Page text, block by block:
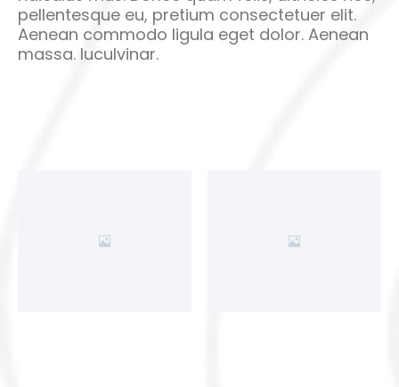
pellentesque eu, pretium consectetuer elit.
Aenean commodo ligula eget dolor. Aenean
massa. luculvinar.